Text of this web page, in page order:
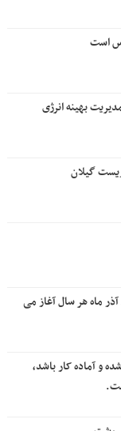
است
بهینه انرژی
گیلان
آذر ماه هر سال آغاز می
و آماده کار باشد،